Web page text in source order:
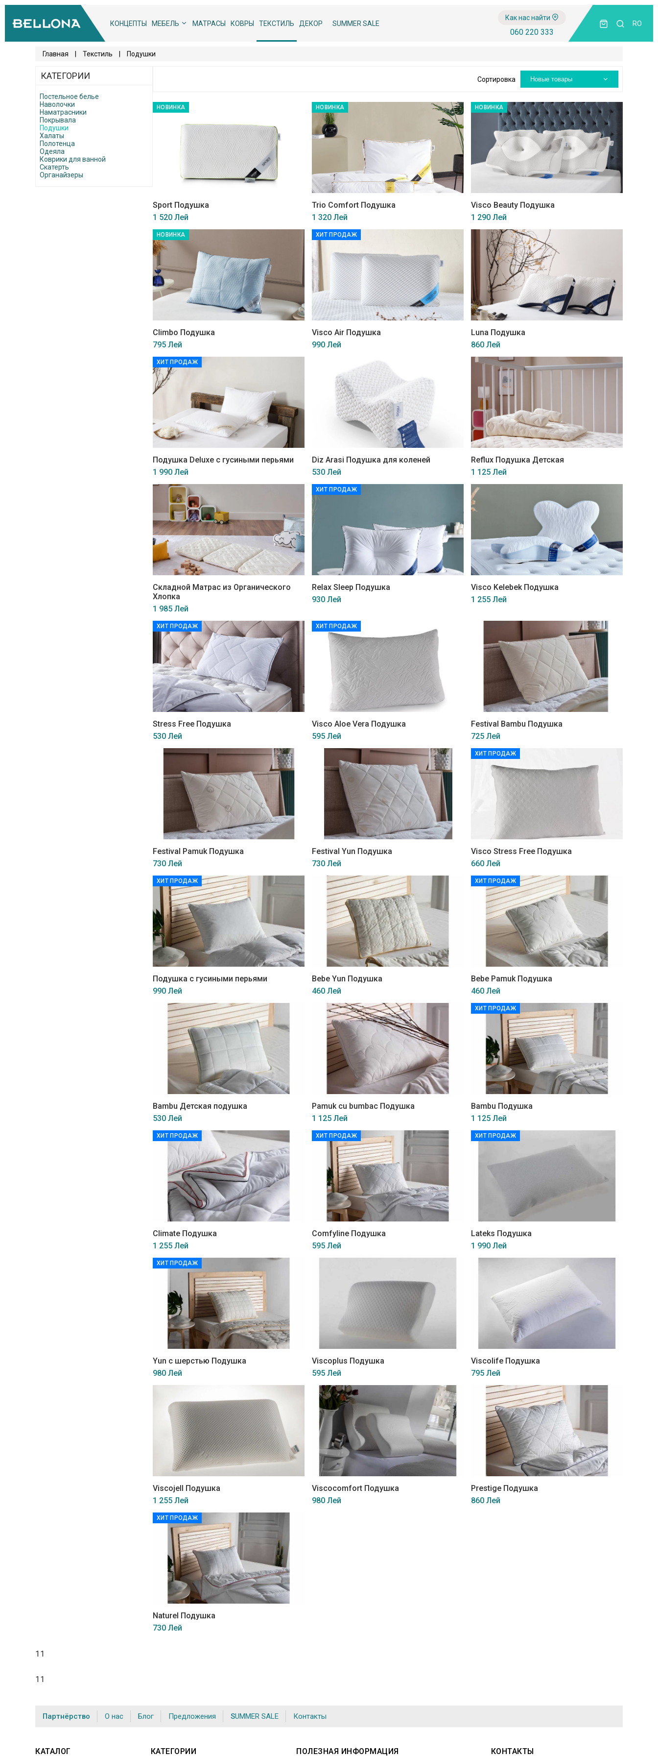
КОНЦЕПТЫ МЕБЕЛЬ МАТРАСЫ КОВРЫ ТЕКСТИЛЬ ДЕКОР SUMMER SALE
Как нас найти
060 220 333
RO
Главная Текстиль Подушки
КАТЕГОРИИ
Постельное белье
Наволочки
Наматрасники
Покрывала
Подушки
Халаты
Полотенца
Одеяла
Коврики для ванной
Скатерть
Органайзеры
Сортировка Новые товары
НОВИНКА
Sport Подушка
1 520 Лей
НОВИНКА
Trio Comfort Подушка
1 320 Лей
НОВИНКА
Visco Beauty Подушка
1 290 Лей
НОВИНКА
Climbo Подушка
795 Лей
ХИТ ПРОДАЖ
Visco Air Подушка
990 Лей
Luna Подушка
860 Лей
ХИТ ПРОДАЖ
Подушка Deluxe с гусиными перьями
1 990 Лей
Diz Arasi Подушка для коленей
530 Лей
Reflux Подушка Детская
1 125 Лей
Складной Матрас из Органического
Хлопка
1 985 Лей
ХИТ ПРОДАЖ
Relax Sleep Подушка
930 Лей
Visco Kelebek Подушка
1 255 Лей
ХИТ ПРОДАЖ
Stress Free Подушка
530 Лей
ХИТ ПРОДАЖ
Visco Aloe Vera Подушка
595 Лей
Festival Bambu Подушка
725 Лей
Festival Pamuk Подушка
730 Лей
Festival Yun Подушка
730 Лей
ХИТ ПРОДАЖ
Visco Stress Free Подушка
660 Лей
ХИТ ПРОДАЖ
Подушка с гусиными перьями
990 Лей
Bebe Yun Подушка
460 Лей
ХИТ ПРОДАЖ
Bebe Pamuk Подушка
460 Лей
Bambu Детская подушка
530 Лей
Pamuk cu bumbac Подушка
1 125 Лей
ХИТ ПРОДАЖ
Bambu Подушка
1 125 Лей
ХИТ ПРОДАЖ
Climate Подушка
1 255 Лей
ХИТ ПРОДАЖ
Comfyline Подушка
595 Лей
ХИТ ПРОДАЖ
Lateks Подушка
1 990 Лей
ХИТ ПРОДАЖ
Yun с шерстью Подушка
980 Лей
Viscoplus Подушка
595 Лей
Viscolife Подушка
795 Лей
Viscojell Подушка
1 255 Лей
Viscocomfort Подушка
980 Лей
Prestige Подушка
860 Лей
ХИТ ПРОДАЖ
Naturel Подушка
730 Лей
11
11
Партнёрство О нас Блог Предложения SUMMER SALE Контакты
КАТАЛОГ КАТЕГОРИИ ПОЛЕЗНАЯ ИНФОРМАЦИЯ КОНТАКТЫ